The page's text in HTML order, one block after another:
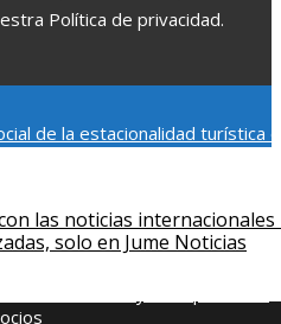
Política de privacidad.
de la estacionalidad turística
Reformas regulatorias derivadas
Ciudades con más
las noticias internacionales
solo en Jume Noticias